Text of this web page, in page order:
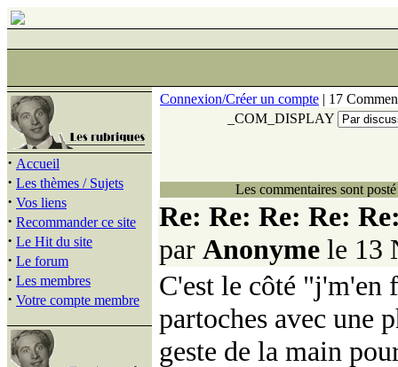
· Accueil
· Les thèmes / Sujets
· Vos liens
· Recommander ce site
· Le Hit du site
· Le forum
· Les membres
· Votre compte membre
Connexion/Créer un compte | 17
_COM_DISPLAY
Les commentaires sont
Re: Re: Re: Re:
par Anonyme le 13
C'est le côté "j'm'en
partoches avec une
geste de la main